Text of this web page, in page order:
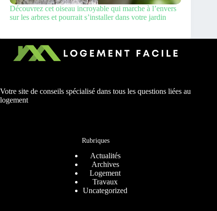
Découvrez cet oiseau incroyable qui marche à l’envers
sur les arbres et pourrait s’installer dans votre jardin
Votre site de conseils spécialisé dans tous les questions liées au
logement
Rubriques
Actualités
Archives
Logement
Travaux
Uncategorized